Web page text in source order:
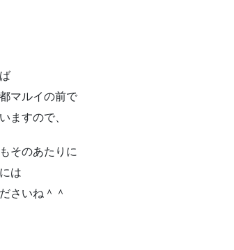
マルイの前で
ますので、
そのあたりに
は
さいね＾＾